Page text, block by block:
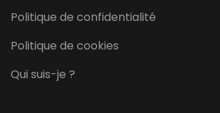
Politique de confidentialité
Politique de cookies
Qui suis-je ?